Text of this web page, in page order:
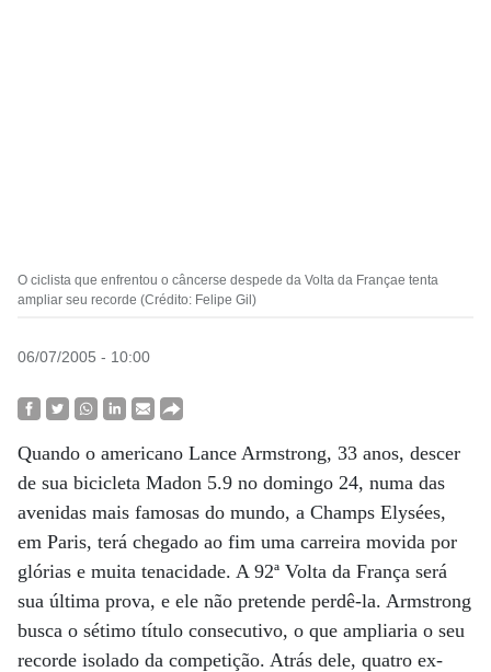
O ciclista que enfrentou o câncerse despede da Volta da Françae tenta
ampliar seu recorde (Crédito: Felipe Gil)
06/07/2005 - 10:00
Quando o americano Lance Armstrong, 33 anos, descer
de sua bicicleta Madon 5.9 no domingo 24, numa das
avenidas mais famosas do mundo, a Champs Elysées,
em Paris, terá chegado ao fim uma carreira movida por
glórias e muita tenacidade. A 92ª Volta da França será
sua última prova, e ele não pretende perdê-la. Armstrong
busca o sétimo título consecutivo, o que ampliaria o seu
recorde isolado da competição. Atrás dele, quatro ex-